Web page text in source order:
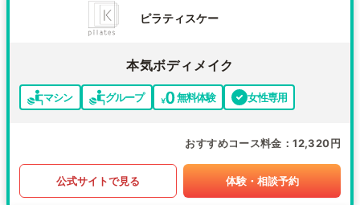
ピラティスケー
本気ボディメイク
マシン グループ 無料体験 女性専用
おすすめコース料金 12,320円
公式サイトで見る 体験・相談予約